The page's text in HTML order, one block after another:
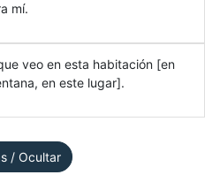
mí.
veo en esta habitación [en
en este lugar].
/ Ocultar